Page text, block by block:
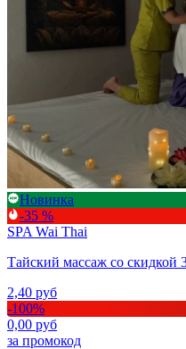
Новинка
-35 %
SPA Wai Thai
Тайский массаж со скидкой
2,40 руб
-100%
0,00 руб
за промокод